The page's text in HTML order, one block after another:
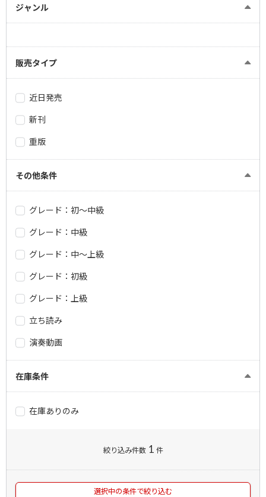
ジャンル
販売タイプ
近日発売
新刊
重版
その他条件
グレード：初～中級
グレード：中級
グレード：中～上級
グレード：初級
グレード：上級
立ち読み
演奏動画
在庫条件
在庫ありのみ
絞り込み件数 1 件
選択中の条件で絞り込む